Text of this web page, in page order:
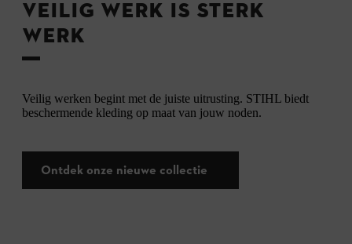
VEILIG WERK IS STERK
WERK
Veilig werken begint met de juiste uitrusting. STIHL biedt
beschermende kleding op maat van jouw noden.
Ontdek onze nieuwe collectie